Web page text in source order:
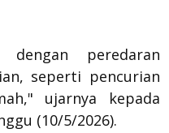
peredaran
seperti pencurian
ujarnya kepada
(10/5/2026).